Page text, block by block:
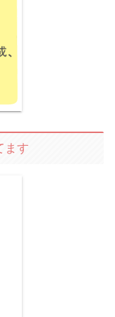
ます